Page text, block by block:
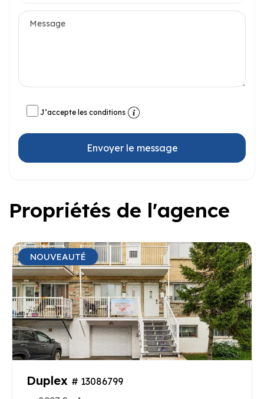
J’accepte les conditions
Envoyer le message
Propriétés de l'agence
NOUVEAUTÉ
Duplex # 13086799